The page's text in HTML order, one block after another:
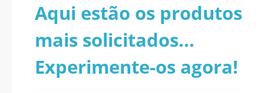
Aqui estão os produtos
mais solicitados...
Experimente-os agora!